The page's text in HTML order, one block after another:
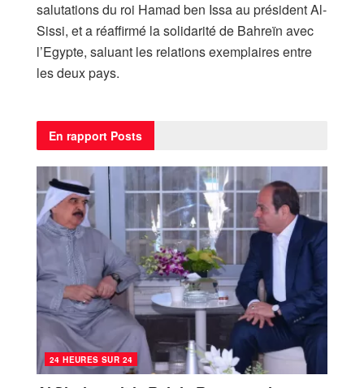
salutations du roi Hamad ben Issa au président Al-
Sissi, et a réaffirmé la solidarité de Bahreïn avec
l’Egypte, saluant les relations exemplaires entre
les deux pays.
En rapport Posts
24 HEURES SUR 24